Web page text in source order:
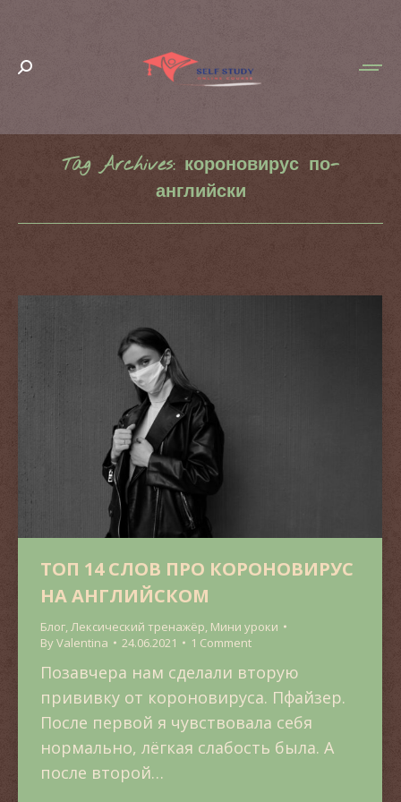
Search:
Tag Archives: короновирус по-
английски
You are here:
ТОП 14 СЛОВ ПРО КОРОНОВИРУС
НА АНГЛИЙСКОМ
Блог,Лексический тренажёр, Мини уроки
ByValentina 24.06.2021 1 Comment
Позавчера нам сделали вторую
прививку от короновируса. Пфайзер.
После первой я чувствовала себя
нормально, лёгкая слабость была. А
после второй…